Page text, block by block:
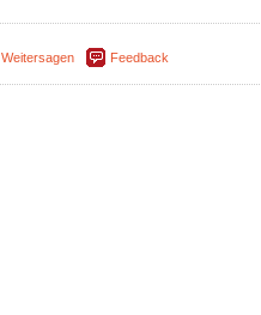
Weitersagen Feedback